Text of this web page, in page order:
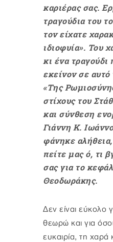
καριέρας σας.
τραγούδια του
τον είχατε
ιδιοφυία». Του
κι ένα
εκείνον σε
«Της
στίχους του
και σύνθεση
Γιάννη Κ.
φάνηκε
πείτε μας ό, τι
σας για το
Θεοδωράκης.
Δεν είναι εύκολο
θεωρώ και για
ευκαιρία, τη χαρά